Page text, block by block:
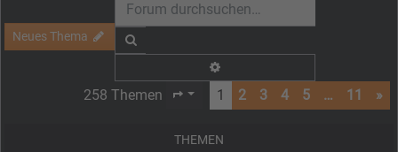
Neues Thema
258 Themen Seite von11
1 2 3 4 5 … 11 »
THEMEN